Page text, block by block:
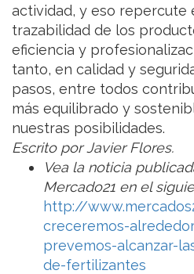
actividad, y eso repercute
trazabilidad de los
eficiencia y
tanto, en calidad y
pasos, entre todos
más equilibrado y
nuestras posibilidades.
Escrito por Javier Flores.
Vea la noticia
Mercado21 en el
http://
creceremos-
prevemos-alcanzar-
de-fertilizantes